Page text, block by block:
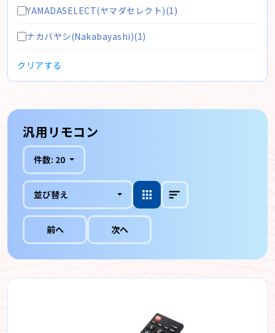
YAMADASELECT(ヤマダセレクト)(1)
ナカバヤシ(Nakabayashi)(1)
クリアする
汎用リモコン
件数: 20
並び替え
前へ 次へ